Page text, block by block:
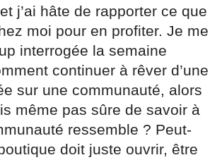
j’ai hâte de rapporter ce que
moi pour en profiter. Je me
interrogée la semaine
continuer à rêver d’une
sur une communauté, alors
même pas sûre de savoir à
ressemble ? Peut-
doit juste ouvrir, être